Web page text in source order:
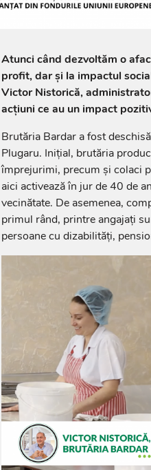
Atunci când dezvoltăm o
profit, dar și la impactul
Victor Nistorică,
acțiuni ce au un impact
Brutăria Bardar a fost
Plugaru. Inițial, brutăria
împrejurimi, precum și colaci
aici activează în jur de 40 de
vecinătate. De asemenea,
primul rând, printre angajați
persoane cu dizabilități,